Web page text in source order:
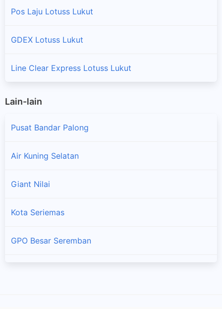
Pos Laju Lotuss Lukut
GDEX Lotuss Lukut
Line Clear Express Lotuss Lukut
Lain-lain
Pusat Bandar Palong
Air Kuning Selatan
Giant Nilai
Kota Seriemas
GPO Besar Seremban